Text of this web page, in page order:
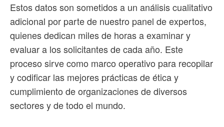
Estos datos son sometidos a un análisis cualitativo
adicional por parte de nuestro panel de expertos,
quienes dedican miles de horas a examinar y
evaluar a los solicitantes de cada año. Este
proceso sirve como marco operativo para recopilar
y codificar las mejores prácticas de ética y
cumplimiento de organizaciones de diversos
sectores y de todo el mundo.